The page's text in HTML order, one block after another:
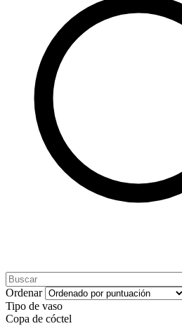
Ordenar
Tipo de vaso
Copa de cóctel